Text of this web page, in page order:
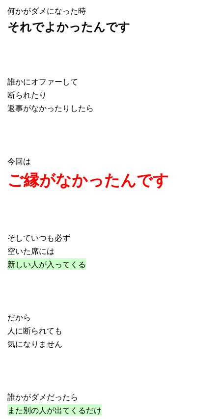
何かがダメになった時
それでよかったんです
誰かにオファーして
断られたり
返事がなかったりしたら
今回は
ご縁がなかったんです
そしていつも必ず
空いた席には
新しい人が入ってくる
だから
人に断られても
気になりません
誰かがダメだったら
また別の人が出てくるだけ